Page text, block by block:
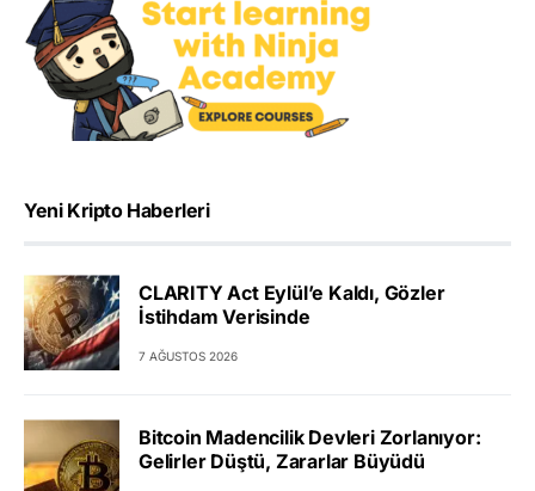
Yeni Kripto Haberleri
CLARITY Act Eylül’e Kaldı, Gözler
İstihdam Verisinde
7 AĞUSTOS 2026
Bitcoin Madencilik Devleri Zorlanıyor:
Gelirler Düştü, Zararlar Büyüdü